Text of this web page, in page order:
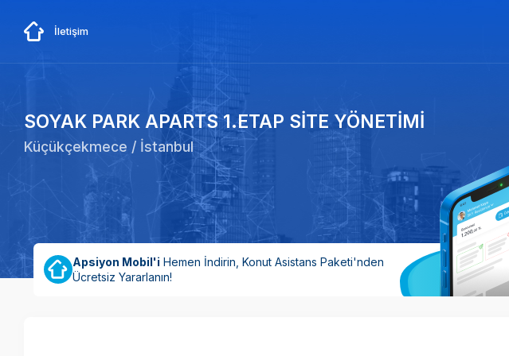
İletişim
SOYAK PARK APARTS 1.ETAP SİTE YÖNETİMİ
Küçükçekmece / İstanbul
Apsiyon Mobil'i Hemen İndirin, Konut Asistans Paketi'nden
Ücretsiz Yararlanın!